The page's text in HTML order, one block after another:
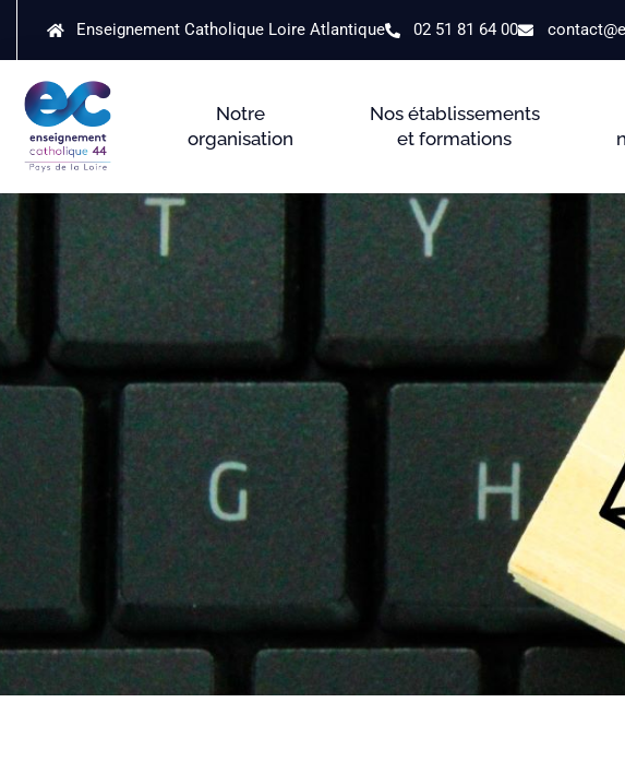
Enseignement Catholique Loire Atlantique 02 51 81 64 00
Notre
organisation
Nos établissements
et formations